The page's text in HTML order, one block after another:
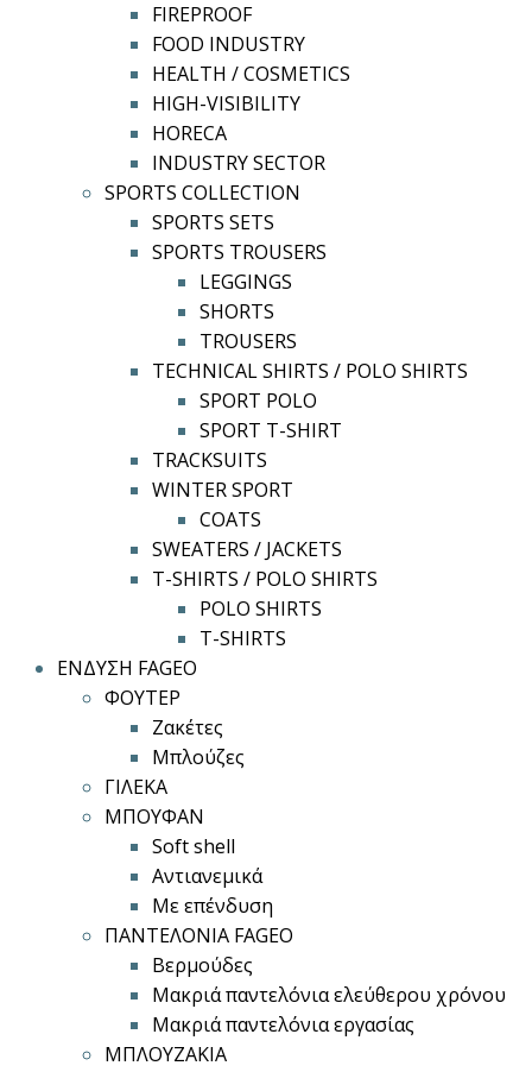
FIREPROOF
FOOD INDUSTRY
HEALTH / COSMETICS
HIGH-VISIBILITY
HORECA
INDUSTRY SECTOR
SPORTS COLLECTION
SPORTS SETS
SPORTS TROUSERS
LEGGINGS
SHORTS
TROUSERS
TECHNICAL SHIRTS / POLO SHIRTS
SPORT POLO
SPORT T-SHIRT
TRACKSUITS
WINTER SPORT
COATS
SWEATERS / JACKETS
T-SHIRTS / POLO SHIRTS
POLO SHIRTS
T-SHIRTS
ΕΝΔΥΣΗ FAGEO
ΦΟΥΤΕΡ
Ζακέτες
Μπλούζες
ΓΙΛΕΚΑ
ΜΠΟΥΦΑΝ
Soft shell
Αντιανεμικά
Με επένδυση
ΠΑΝΤΕΛΟΝΙΑ FAGEO
Βερμούδες
Μακριά παντελόνια ελεύθερου χρόνου
Μακριά παντελόνια εργασίας
ΜΠΛΟΥΖΑΚΙΑ